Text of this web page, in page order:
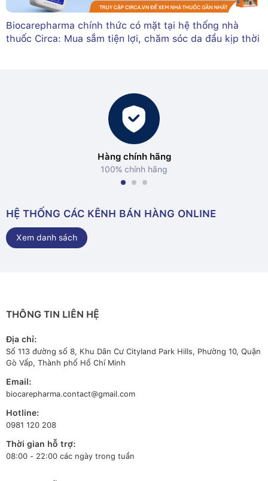
Biocarepharma chính thức có mặt tại hệ thống nhà
thuốc Circa: Mua sắm tiện lợi, chăm sóc da đầu kịp thời
Hàng chính hãng
100% chính hãng
HỆ THỐNG CÁC KÊNH BÁN HÀNG ONLINE
Xem danh sách
THÔNG TIN LIÊN HỆ
Địa chỉ:
Số 113 đường số 8, Khu Dân Cư Cityland Park Hills, Phường 10, Quận
Gò Vấp, Thành phố Hồ Chí Minh
Email:
biocarepharma.contact@gmail.com
Hotline:
0981 120 208
Thời gian hỗ trợ:
08:00 - 22:00 các ngày trong tuần